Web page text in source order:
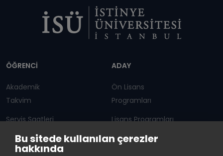
Bu sitede kullanılan çerezler
hakkında
ÖĞRENCİ
Akademik
Takvim
Servis Saatleri
Duyurular
ADAY
Ön Lisans
Programları
Lisans Programları
Lisansüstü